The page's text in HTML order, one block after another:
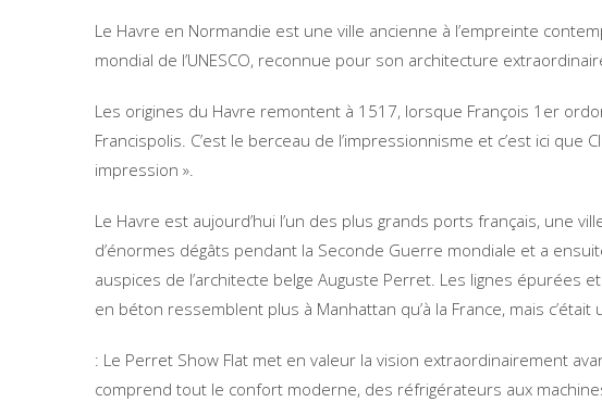
Le Havre en Normandie est une ville ancienne à l’empreinte
mondial de l’UNESCO, reconnue pour son architecture
Les origines du Havre remontent à 1517, lorsque François 1er
Francispolis. C’est le berceau de l’impressionnisme et c’est ici que
impression ».
Le Havre est aujourd’hui l’un des plus grands ports français, une
d’énormes dégâts pendant la Seconde Guerre mondiale et a
auspices de l’architecte belge Auguste Perret. Les lignes épurées
en béton ressemblent plus à Manhattan qu’à la France, mais c’était
: Le Perret Show Flat met en valeur la vision extraordinairement
comprend tout le confort moderne, des réfrigérateurs aux